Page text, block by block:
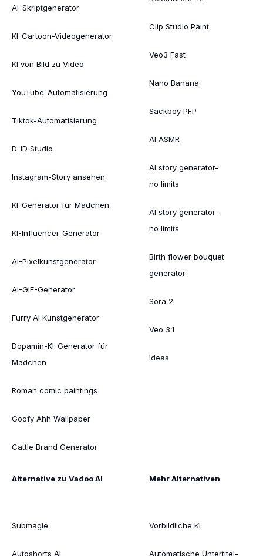
AI-Skriptgenerator
KI-Cartoon-Videogenerator
KI von Bild zu Video
YouTube-Automatisierung
Tiktok-Automatisierung
D-ID Studio
Instagram-Story ansehen
KI-Generator für Mädchen
KI-Influencer-Generator
AI-Pixelkunstgenerator
AI-GIF-Generator
Furry AI Kunstgenerator
Dopamin-KI-Generator für
Mädchen
Roman comic paintings
Goofy Ahh Wallpaper
Cattle Brand Generator
Clip Studio Paint
Veo3 Fast
Nano Banana
Sackboy PFP
AI ASMR
AI story generator-
no limits
AI story generator-
no limits
Birth flower bouquet
generator
Sora 2
Veo 3.1
Ideas
Alternative zu Vadoo AI
Submagie
Autoshorts AI
Mehr Alternativen
Vorbildliche KI
Automatische Untertitel-